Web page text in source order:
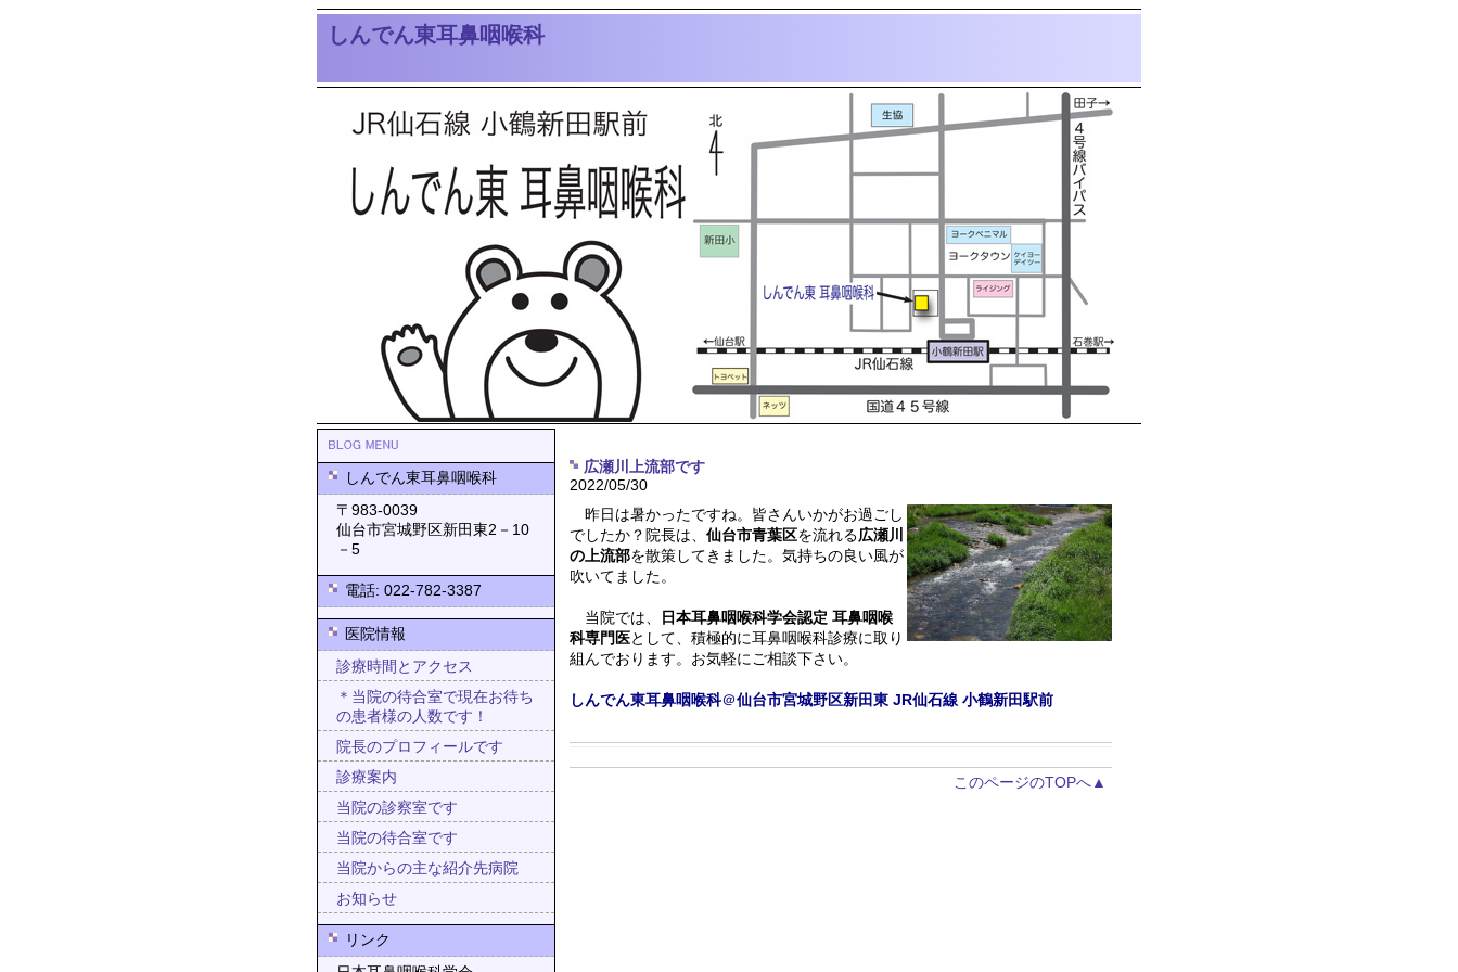
しんでん東耳鼻咽喉科
しんでん東耳鼻咽喉科
〒983-0039
仙台市宮城野区新田東2－10
－5
電話: 022-782-3387
医院情報
診療時間とアクセス
＊当院の待合室で現在お待ち
の患者様の人数です！
院長のプロフィールです
診療案内
当院の診察室です
当院の待合室です
当院からの主な紹介先病院
お知らせ
リンク
広瀬川上流部です
2022/05/30
昨日は暑かったですね。皆さんいかがお過ごし
でしたか？院長は、 仙台市青葉区を流れる広瀬川
の上流部を散策してきました。気持ちの良い風が
吹いてました。
当院では、
日本耳鼻咽喉科学会認定 耳鼻咽喉
科専門医として、積極的に耳鼻咽喉科診療に取り
組んでおります。お気軽にご相談下さい。
しんでん東耳鼻咽喉科＠仙台市宮城野区新田東 JR仙石線 小鶴新田駅前
このページのTOPへ▲